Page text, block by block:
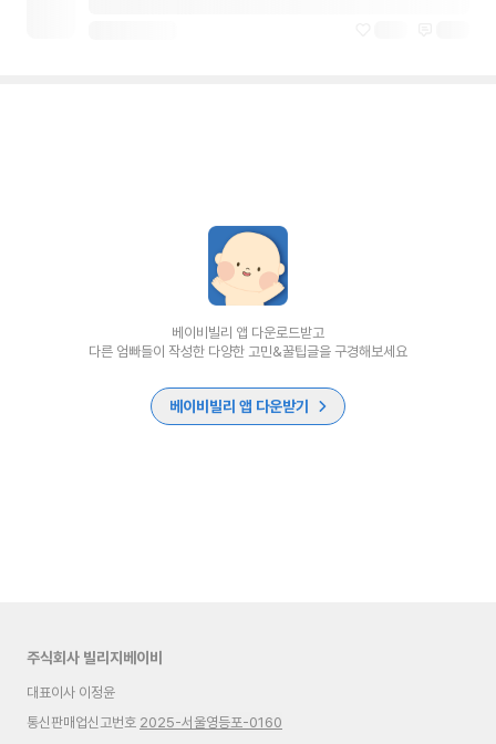
베이비빌리 앱 다운로드받고
다른 엄빠들이 작성한 다양한 고민&꿀팁글을 구경해보세요
베이비빌리 앱 다운받기
주식회사 빌리지베이비
대표이사 이정윤
통신판매업신고번호 2025-서울영등포-0160